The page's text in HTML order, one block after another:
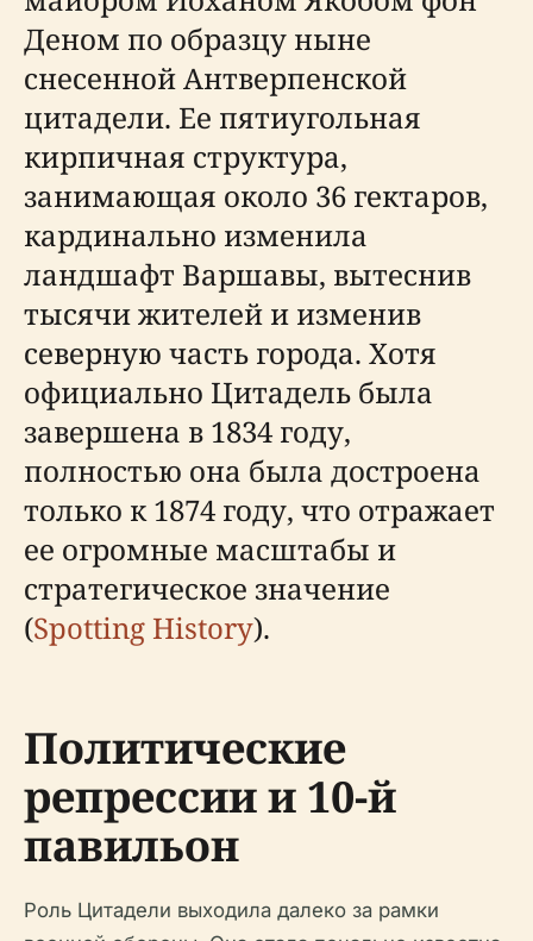
Деном по образцу ныне
снесенной Антверпенской
цитадели. Ее пятиугольная
кирпичная структура,
занимающая около 36 гектаров,
кардинально изменила
ландшафт Варшавы, вытеснив
тысячи жителей и изменив
северную часть города. Хотя
официально Цитадель была
завершена в 1834 году,
полностью она была достроена
только к 1874 году, что отражает
ее огромные масштабы и
стратегическое значение
(Spotting History).
Политические
репрессии и 10-й
павильон
Роль Цитадели выходила далеко за рамки